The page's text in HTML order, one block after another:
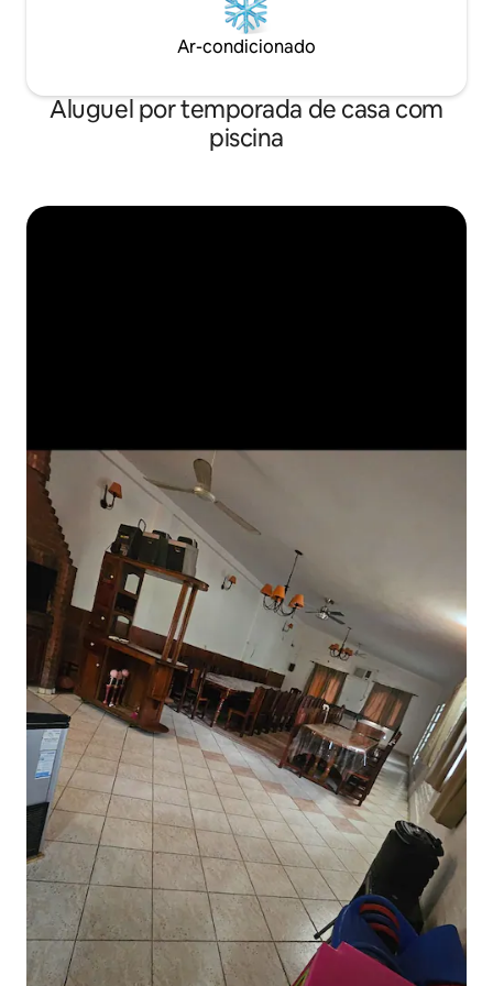
Ar-condicionado
Aluguel por temporada de casa com
piscina